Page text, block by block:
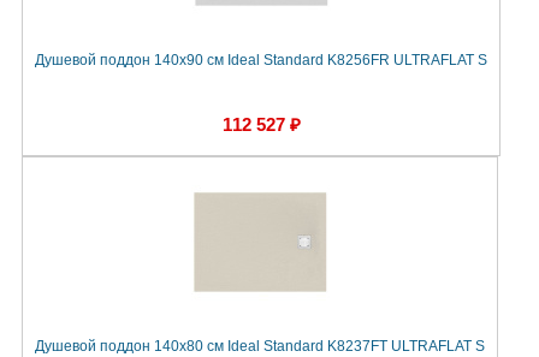
Душевой поддон 140х90 см Ideal Standard K8256FR ULTRAFLAT S
112 527 ₽
Душевой поддон 140х80 см Ideal Standard K8237FT ULTRAFLAT S